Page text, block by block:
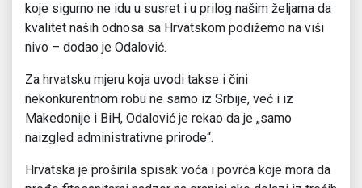
koje sigurno ne idu u susret i u prilog našim željama da
kvalitet naših odnosa sa Hrvatskom podižemo na viši
nivo – dodao je Odalović.
Za hrvatsku mjeru koja uvodi takse i čini
nekonkurentnom robu ne samo iz Srbije, već i iz
Makedonije i BiH, Odalović je rekao da je „samo
naizgled administrativne prirode“.
Hrvatska je proširila spisak voća i povrća koje mora da